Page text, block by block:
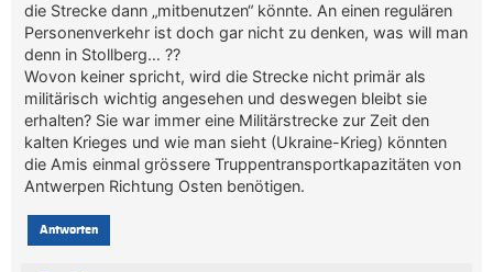
die Strecke dann „mitbenutzen“ könnte. An einen regulären
Personenverkehr ist doch gar nicht zu denken, was will man
denn in Stollberg… ??
Wovon keiner spricht, wird die Strecke nicht primär als
militärisch wichtig angesehen und deswegen bleibt sie
erhalten? Sie war immer eine Militärstrecke zur Zeit den
kalten Krieges und wie man sieht (Ukraine-Krieg) könnten
die Amis einmal grössere Truppentransportkapazitäten von
Antwerpen Richtung Osten benötigen.
Antworten